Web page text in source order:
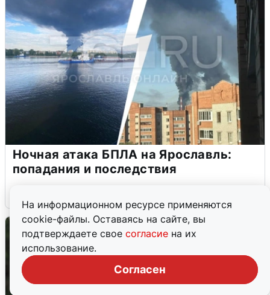
На информационном ресурсе применяются
cookie-файлы. Оставаясь на сайте, вы
подтверждаете свое согласие на их
использование.
Согласен
Ночная атака БПЛА на Ярославль:
попадания и последствия